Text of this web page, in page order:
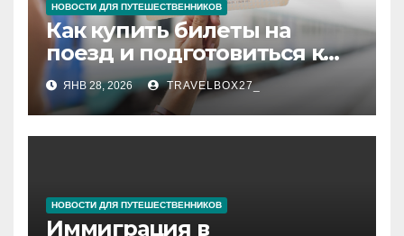
НОВОСТИ ДЛЯ ПУТЕШЕСТВЕННИКОВ
Как купить билеты на
поезд и подготовиться к
путешествию
ЯНВ 28, 2026 TRAVELBOX27_
НОВОСТИ ДЛЯ ПУТЕШЕСТВЕННИКОВ
Иммиграция в